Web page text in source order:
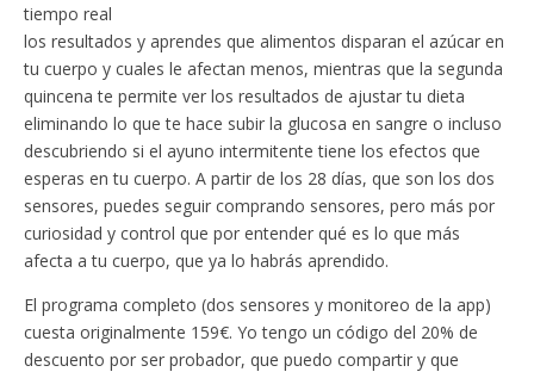
tiempo real
los resultados y aprendes que alimentos disparan el azúcar en
tu cuerpo y cuales le afectan menos, mientras que la segunda
quincena te permite ver los resultados de ajustar tu dieta
eliminando lo que te hace subir la glucosa en sangre o incluso
descubriendo si el ayuno intermitente tiene los efectos que
esperas en tu cuerpo. A partir de los 28 días, que son los dos
sensores, puedes seguir comprando sensores, pero más por
curiosidad y control que por entender qué es lo que más
afecta a tu cuerpo, que ya lo habrás aprendido.
El programa completo (dos sensores y monitoreo de la app)
cuesta originalmente 159€. Yo tengo un código del 20% de
descuento por ser probador, que puedo compartir y que